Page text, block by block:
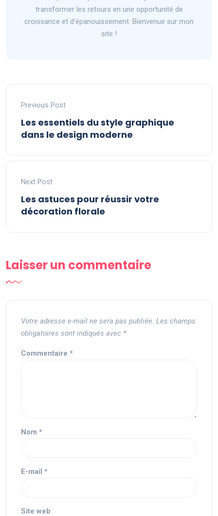
transformer les retours en une opportunité de
croissance et d'épanouissement. Bienvenue sur mon
site !
Previous Post
Les essentiels du style graphique
dans le design moderne
Next Post
Les astuces pour réussir votre
décoration florale
Laisser un commentaire
Votre adresse e-mail ne sera pas publiée. Les champs
obligatoires sont indiqués avec *
Commentaire *
Nom *
E-mail *
Site web